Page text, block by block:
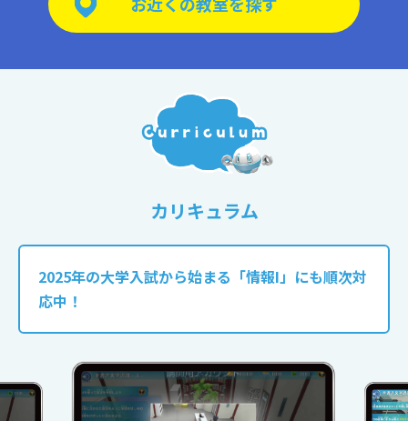
カリキュラム
2025年の大学入試から始まる「情報I」にも順次対
応中！